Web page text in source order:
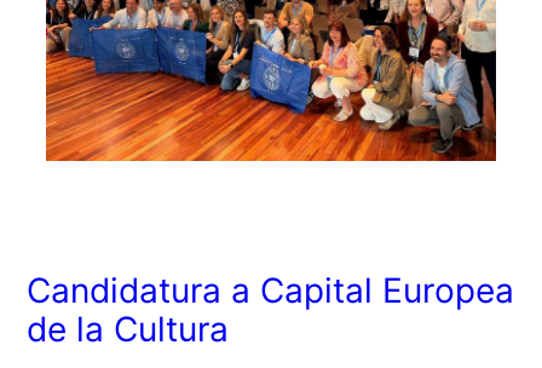
Candidatura a Capital Europea
de la Cultura